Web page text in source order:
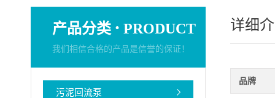
产品分类 · PRODUCT
我们相信合格的产品是信誉的保证！
污泥回流泵
详细
品牌